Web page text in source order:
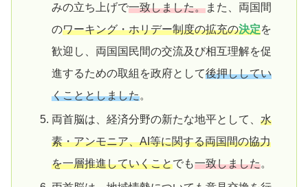
みの立ち上げで一致しました。また、両国間
のワーキング・ホリデー制度の拡充の決定を
歓迎し、両国国民間の交流及び相互理解を促
進するための取組を政府として後押ししてい
くこととしました。
両首脳は、経済分野の新たな地平として、 水
素・アンモニア、AI等に関する両国間の協力
を一層推進していくことでも一致しました。